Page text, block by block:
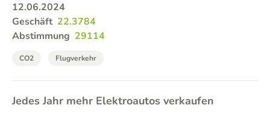
12.06.2024
Geschäft 22.3784
Abstimmung 29114
CO2 Flugverkehr
Jedes Jahr mehr Elektroautos verkaufen